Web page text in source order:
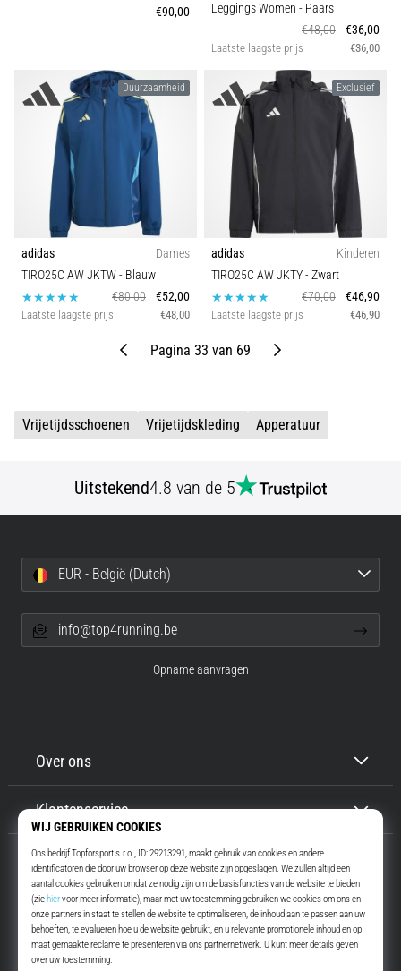
€90,00
Leggings Women - Paars
€48,00
€36,00
Laatste laagste prijs €36,00
Duurzaamheid
adidas
Dames
TIRO25C AW JKTW- Blauw
€80,00
€52,00
Laatste laagste prijs €48,00
Exclusief
adidas
Kinderen
TIRO25C AW JKTY- Zwart
€70,00
€46,90
Laatste laagste prijs €46,90
VorigePagina 33 van 69 Volgende
Vrijetijdsschoenen Vrijetijdskleding Apperatuur
Uitstekend4.8 van de 5
Top4Running.be
Meer dan 16 jaar motiveren wij jou om te gaan lopen. Sneller. Met ons.
Elke dag.
Over ons
Klantenservice
EUR - België (Dutch)
info@top4running.be
Opname aanvragen